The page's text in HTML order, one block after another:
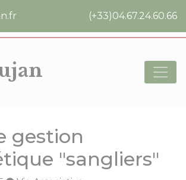
(+33)04.67.24.60.66
gestion
"sangliers"